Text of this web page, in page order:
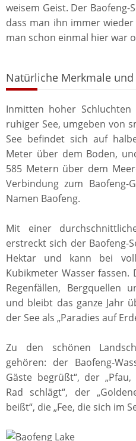
weisem Geist. Der Baofeng-
dass man ihn immer
man schon einmal hier war
Natürliche Merkmale
Inmitten hoher
ruhiger See, umgeben von
See befindet sich auf
Meter über dem Boden,
585 Metern über dem
Verbindung zum
Namen Baofeng.
Mit einer
erstreckt sich der Baofeng-
Hektar und kann bei
Kubikmeter Wasser fassen.
Regenfällen, Bergquellen
und bleibt das ganze Jahr
der See als „Paradies auf
Zu den schönen
gehören: der Baofeng-
Gäste begrüßt“, der
Rad schlägt“, der
beißt“, die „Fee, die sich im